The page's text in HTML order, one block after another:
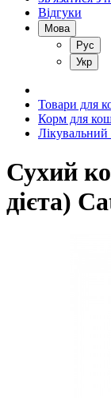
Відгуки
Мова
Рус
Укр
Товари для
Корм для
Лікувальний
Сухий
дієта)